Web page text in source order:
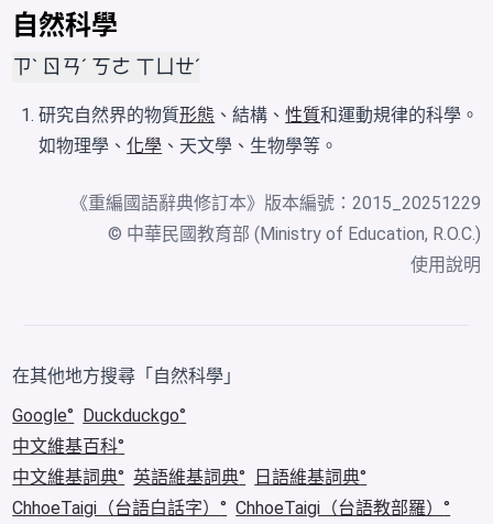
自然科學
ㄗˋ ㄖㄢˊ ㄎㄜ ㄒㄩㄝˊ
研究自然界的物質形態 、結構、性質和運動規律的科學。
如物理學、化學 、天文學、生物學等。
《重編國語辭典修訂本》版本編號：2015_20251229
© 中華民國教育部 (Ministry of Education, R.O.C.)
使用說明
在其他地方搜尋「自然科學」
Google
Duckduckgo
中文維基百科
中文維基詞典
英語維基詞典
日語維基詞典
ChhoeTaigi（台語白話字）
ChhoeTaigi（台語教部羅）